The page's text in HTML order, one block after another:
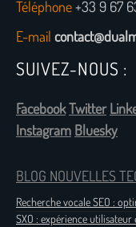
Téléphone+33 9 67
E-mail
SUIVEZ-NOUS :
FacebookTwitter
Instagram Bluesky
BLOG NOUVELLES
Recherche vocale SEO :
SXO : expérience